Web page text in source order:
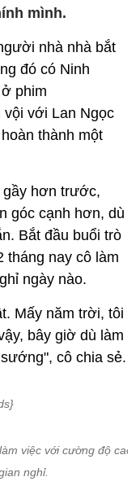
mình.
nhà nhà bắt
đó có Ninh
phim
với Lan Ngọc
thành một
gầy hơn trước,
góc cạnh hơn, dù
Bắt đầu buổi trò
tháng nay cô làm
ngày nào.
Mấy năm trời, tôi
bây giờ dù làm
cô chia sẻ.
việc với cường độ cao,
nghỉ.